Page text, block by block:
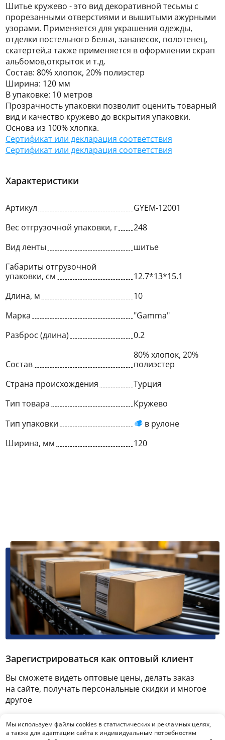
Шитье кружево - это вид декоративной тесьмы с
прорезанными отверстиями и вышитыми ажурными
узорами. Применяется для украшения одежды,
отделки постельного белья, занавесок, полотенец,
скатертей,а также применяется в оформлении скрап
альбомов,открыток и т.д.
Состав: 80% хлопок, 20% полиэстер
Ширина: 120 мм
В упаковке: 10 метров
Прозрачность упаковки позволит оценить товарный
вид и качество кружево до вскрытия упаковки.
Основа из 100% хлопка.
Сертификат или декларация соответствия
Сертификат или декларация соответствия
Характеристики
Артикул
GYEM-12001
Вес отгрузочной упаковки, г
248
Вид ленты
шитье
Габариты отгрузочной
упаковки, см
12.7*13*15.1
Длина, м
10
Марка
"Gamma"
Разброс (длина)
0.2
Состав
80% хлопок, 20%
полиэстер
Страна происхождения
Турция
Тип товара
Кружево
Тип упаковки
в рулоне
Ширина, мм
120
Зарегистрироваться как оптовый клиент
Вы сможете видеть оптовые цены, делать заказ
на сайте, получать персональные скидки и многое
другое
Зарегистрироваться
Мы используем файлы cookies в статистических и рекламных целях,
а также для адаптации сайта к индивидуальным потребностям